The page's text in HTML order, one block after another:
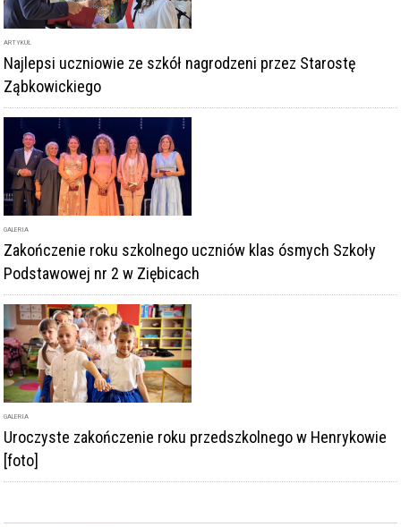
ARTYKUŁ
Najlepsi uczniowie ze szkół nagrodzeni przez Starostę
Ząbkowickiego
GALERIA
Zakończenie roku szkolnego uczniów klas ósmych Szkoły
Podstawowej nr 2 w Ziębicach
GALERIA
Uroczyste zakończenie roku przedszkolnego w Henrykowie
[foto]